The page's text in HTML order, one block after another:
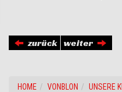
zurück weiter
HOME VONBLON UNSERE